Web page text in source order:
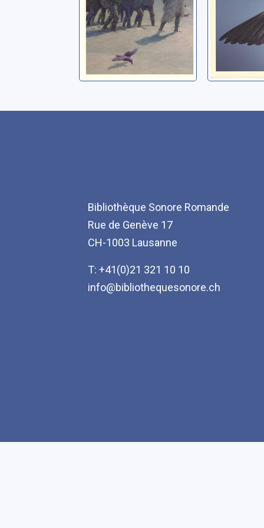
Bibliothèque Sonore Romande
Rue de Genève 17
CH-1003 Lausanne
T: +41(0)21 321 10 10
info@bibliothequesonore.ch